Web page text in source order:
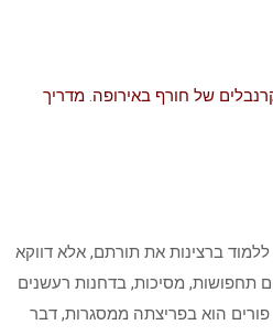
של חורף באירופה. מדריך
ברצינות את תורתם, אלא דווקא
תחפושות, מסיכות, בדחנות רעשנים
פורים הוא בפריצתה ממסגרות, דבר